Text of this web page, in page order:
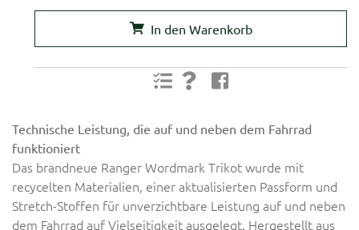
In den Warenkorb
Technische Leistung, die auf und neben dem Fahrrad
funktioniert
Das brandneue Ranger Wordmark Trikot wurde mit
recycelten Materialien, einer aktualisierten Passform und
Stretch-Stoffen für unverzichtbare Leistung auf und neben
dem Fahrrad auf Vielseitigkeit ausgelegt. Hergestellt aus